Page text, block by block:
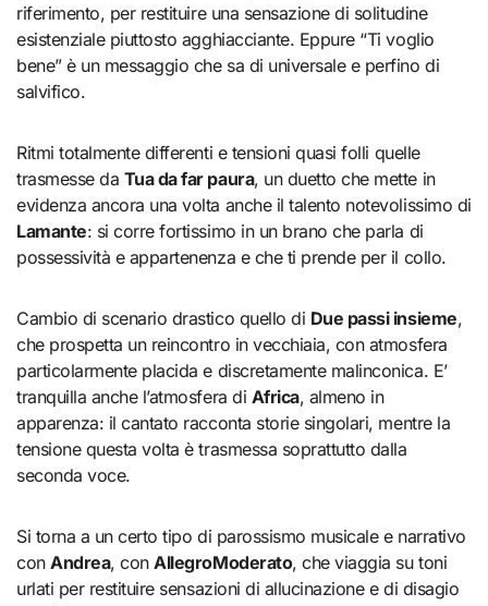
riferimento, per restituire una sensazione di solitudine
esistenziale piuttosto agghiacciante. Eppure “Ti voglio
bene” è un messaggio che sa di universale e perfino di
salvifico.
Ritmi totalmente differenti e tensioni quasi folli quelle
trasmesse da Tua da far paura, un duetto che mette in
evidenza ancora una volta anche il talento notevolissimo di
Lamante: si corre fortissimo in un brano che parla di
possessività e appartenenza e che ti prende per il collo.
Cambio di scenario drastico quello di Due passi insieme,
che prospetta un reincontro in vecchiaia, con atmosfera
particolarmente placida e discretamente malinconica. E’
tranquilla anche l’atmosfera di Africa, almeno in
apparenza: il cantato racconta storie singolari, mentre la
tensione questa volta è trasmessa soprattutto dalla
seconda voce.
Si torna a un certo tipo di parossismo musicale e narrativo
conAndrea, conAllegroModerato, che viaggia su toni
urlati per restituire sensazioni di allucinazione e di disagio